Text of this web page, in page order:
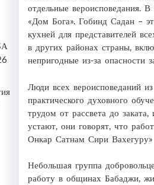
отдельные вероисповедания.
«Дом Бога». Гобинд Садан –
кухней для представителей
в других районах страны,
непригодные из-за опасности
Люди всех вероисповеданий
практического духовного
трудом от рассвета до
устают, они говорят, что
Онкар Сатнам Сири
Небольшая группа
работу в общинах Бабаджи,